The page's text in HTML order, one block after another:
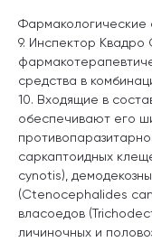
Фармакологические
9. Инспектор Квадро
средства в
10. Входящие в
обеспечивают его
саркаптоидных
cynotis),
(Ctenocephalides
власоедов
личиночных и